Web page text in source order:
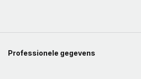
Professionele gegevens